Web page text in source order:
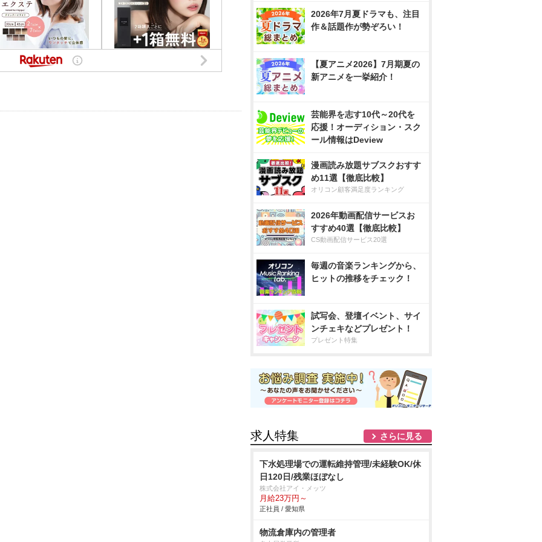
2026年7月夏ドラマも、注目
作＆話題作が勢ぞろい！
【夏アニメ2026】7月期夏の
新アニメを一挙紹介！
芸能界を志す10代～20代を
応援！オーディション・スク
ール情報はDeview
漫画読み放題サブスクおすす
め11選【徹底比較】
オリコン顧客満足度ランキング
2026年動画配信サービスお
すすめ40選【徹底比較】
CS動画配信サービス20選
毎週の音楽ランキングから、
ヒットの推移をチェック！
試写会、登壇イベント、サイ
ンチェキなどプレゼント！
プレゼント特集
求人特集 さらに見る
下水処理場での運転維持管理/未経験OK/休
日120日/残業ほぼなし
株式会社アイ・メッツ
月給23万円～
正社員 / 愛知県
物流倉庫内の管理者